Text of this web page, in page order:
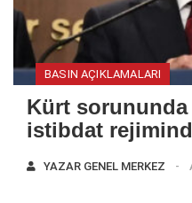
BASIN AÇIKLAMALARI
Kürt
istibdat
YAZAR GENEL MERKEZ